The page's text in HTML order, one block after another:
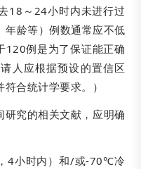
18～24小时内未进行过
年龄等）例数通常应不低
120例是为了保证能正确
人应根据预设的置信区
合统计学要求。）
究的相关文献，应明确
4小时内）和/或-70℃冷